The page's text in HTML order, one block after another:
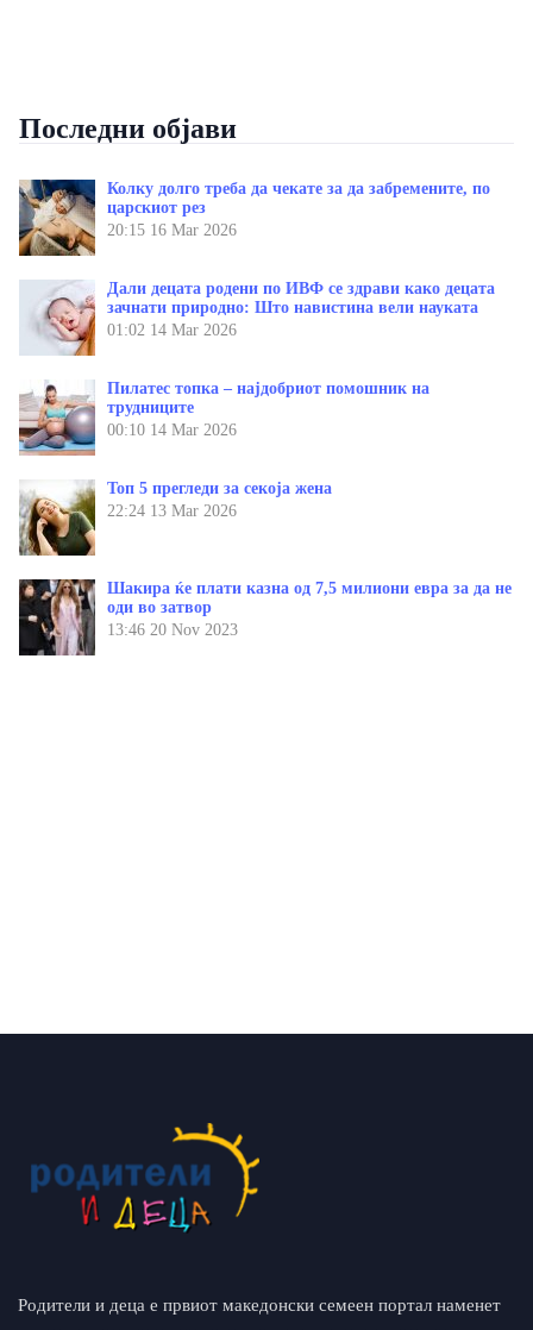
Последни објави
Колку долго треба да чекате за да забремените, по
царскиот рез
20:15 16 Mar 2026
Дали децата родени по ИВФ се здрави како децата
зачнати природно: Што навистина вели науката
01:02 14 Mar 2026
Пилатес топка – најдобриот помошник на
трудниците
00:10 14 Mar 2026
Топ 5 прегледи за секоја жена
22:24 13 Mar 2026
Шакира ќе плати казна од 7,5 милиони евра за да не
оди во затвор
13:46 20 Nov 2023
Родители и деца е првиот македонски семеен портал наменет